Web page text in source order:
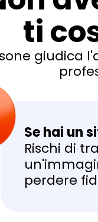
ti
giudica
Se hai un
Rischi di
perdere